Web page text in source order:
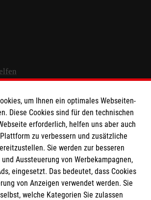
Hilfsdienst e.V.
0120 1201 2000 12
1PA7
um Ihnen ein optimales Webseiten-
Diese Cookies sind für den technischen
erforderlich, helfen uns aber auch
zu verbessern und zusätzliche
Sie werden zur besseren
Aussteuerung von Werbekampagnen,
eingesetzt. Das bedeutet, dass Cookies
von Anzeigen verwendet werden. Sie
welche Kategorien Sie zulassen